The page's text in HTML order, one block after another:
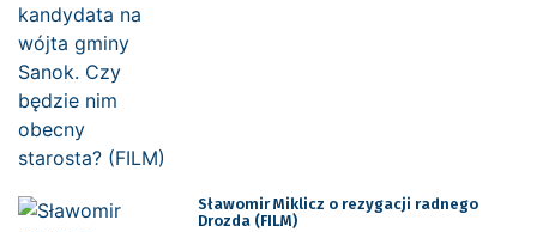
Sławomir Miklicz o rezygacji radnego
Drozda (FILM)